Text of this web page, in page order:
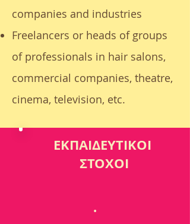
companies and industries
Freelancers or heads of groups
of professionals in hair salons,
commercial companies, theatre,
cinema, television, etc.
ΕΚΠΑΙΔΕΥΤΙΚΟΙ
ΣΤΟΧΟΙ
.